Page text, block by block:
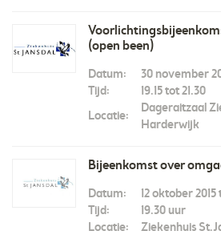
(open been)
Datum:
30 november
Tijd:
19.15 tot 21.30
Locatie:
Dageraitzaal
Harderwijk
Bijeenkomst over
Datum:
12 oktober
Tijd:
19.30 uur
Locatie:
Ziekenhuis